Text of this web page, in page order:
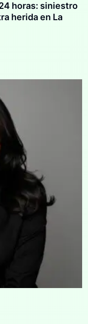
horas: siniestro
herida en La